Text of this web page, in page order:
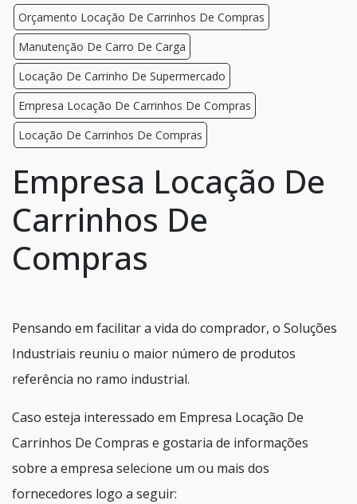
Orçamento Locação De Carrinhos De Compras
Manutenção De Carro De Carga
Locação De Carrinho De Supermercado
Empresa Locação De Carrinhos De Compras
Locação De Carrinhos De Compras
Empresa Locação De
Carrinhos De
Compras
Pensando em facilitar a vida do comprador, o Soluções
Industriais reuniu o maior número de produtos
referência no ramo industrial.
Caso esteja interessado em Empresa Locação De
Carrinhos De Compras e gostaria de informações
sobre a empresa selecione um ou mais dos
fornecedores logo a seguir: